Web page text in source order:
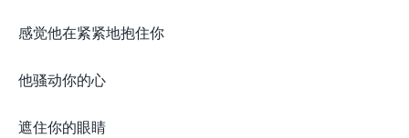
感觉他在紧紧地抱住你
他骚动你的心
遮住你的眼睛